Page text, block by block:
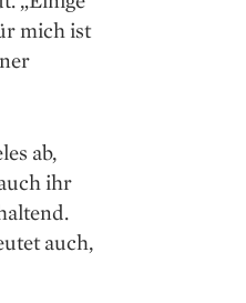
mich ist
ab,
ihr
auch,